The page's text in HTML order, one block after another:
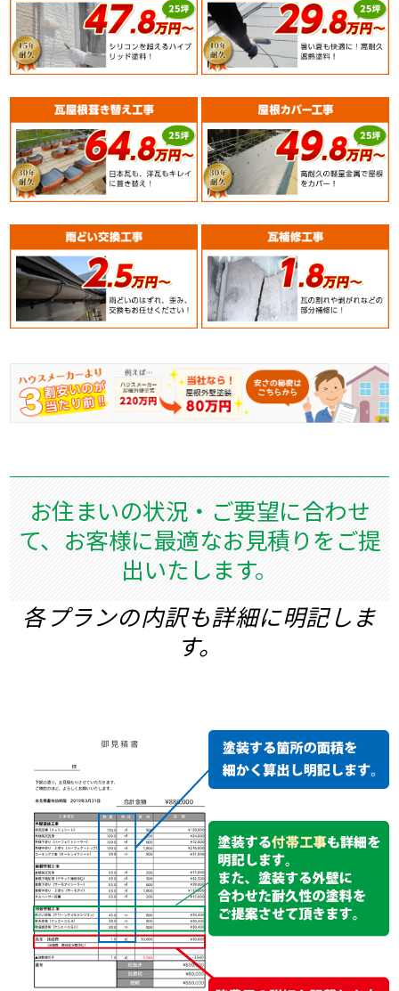
お住まいの状況・ご要望に合わせ
て、 お客様に最適なお見積りをご提
出いたします。
各プランの内訳も詳細に明記しま
す。